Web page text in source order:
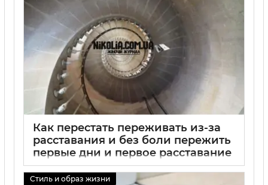
Как перестать переживать из-за
расставания и без боли пережить
первые дни и первое расставание
Стиль и образ жизни